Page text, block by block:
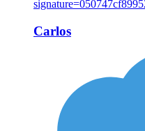
Carlos